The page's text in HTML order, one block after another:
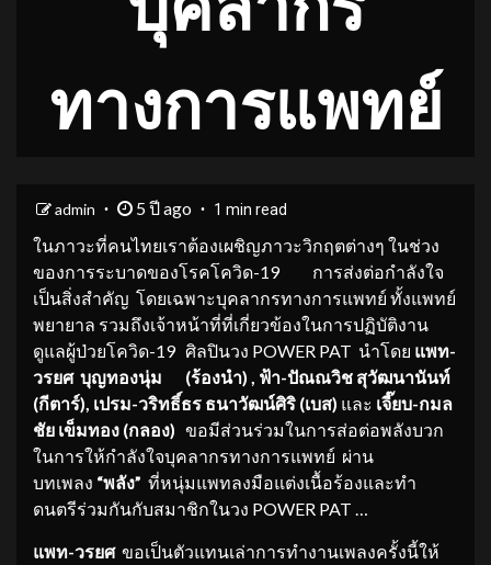
ทางการแพทย์
admin 5 ปี ago 1 min read
ในภาวะที่คนไทยเราต้องเผชิญภาวะวิกฤตต่างๆ ในช่วง
ของการระบาดของโรคโควิด-19 การส่งต่อกำลังใจ
เป็นสิ่งสำคัญ โดยเฉพาะบุคลากรทางการแพทย์ ทั้งแพทย์
พยายาล รวมถึงเจ้าหน้าที่ที่เกี่ยวข้องในการปฏิบัติงาน
ดูแลผู้ป่วยโควิด-19 ศิลปินวง POWER PAT นำโดย แพท-
วรยศ บุญทองนุ่ม (ร้องนำ)
, ฟ้า-ปัณณวิช สุวัฒนานันท์
(กีตาร์), เปรม-วริทธิ์ธร ธนาวัฒน์ศิริ (เบส) และ เจี๊ยบ-กมล
ชัย เข็มทอง (กลอง) ขอมีส่วนร่วมในการส่อต่อพลังบวก
ในการให้กำลังใจบุคลากรทางการแพทย์ ผ่าน
บทเพลง “พลัง” ที่หนุ่มแพทลงมือแต่งเนื้อร้องและทำ
ดนตรีร่วมกันกับสมาชิกในวง POWER PAT …
แพท-วรยศ ขอเป็นตัวแทนเล่าการทำงานเพลงครั้งนี้ให้